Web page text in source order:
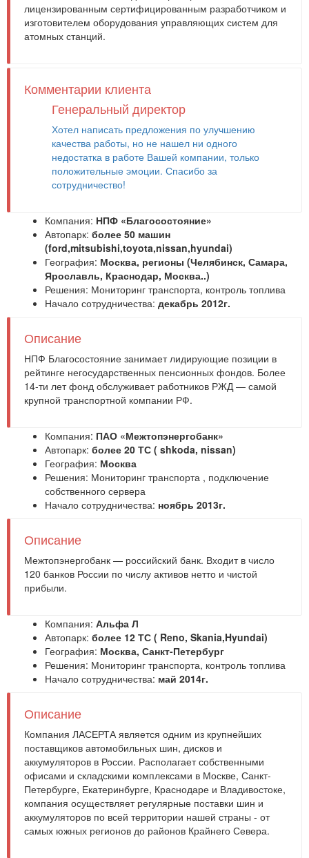
лицензированным сертифицированным разработчиком и
изготовителем оборудования управляющих систем для
атомных станций.
Комментарии клиента
Генеральный директор
Хотел написать предложения по улучшению
качества работы, но не нашел ни одного
недостатка в работе Вашей компании, только
положительные эмоции. Спасибо за
сотрудничество!
Компания: НПФ «Благосостояние»
Автопарк: более 50 машин
(ford,mitsubishi,toyota,nissan,hyundai)
География: Москва, регионы (Челябинск, Самара,
Ярославль, Краснодар, Москва..)
Решения: Мониторинг транспорта, контроль топлива
Начало сотрудничества: декабрь 2012г.
Описание
НПФ Благосостояние занимает лидирующие позиции в
рейтинге негосударственных пенсионных фондов. Более
14-ти лет фонд обслуживает работников РЖД — самой
крупной транспортной компании РФ.
Компания: ПАО «Межтопэнергобанк»
Автопарк: более 20 ТС ( shkoda, nissan)
География: Москва
Решения: Мониторинг транспорта , подключение
собственного сервера
Начало сотрудничества: ноябрь 2013г.
Описание
Межтопэнергобанк — российский банк. Входит в число
120 банков России по числу активов нетто и чистой
прибыли.
Компания: Альфа Л
Автопарк: более 12 ТС ( Reno, Skania,Hyundai)
География: Москва, Санкт-Петербург
Решения: Мониторинг транспорта, контроль топлива
Начало сотрудничества: май 2014г.
Описание
Компания ЛАСЕРТА является одним из крупнейших
поставщиков автомобильных шин, дисков и
аккумуляторов в России. Располагает собственными
офисами и складскими комплексами в Москве, Санкт-
Петербурге, Екатеринбурге, Краснодаре и Владивостоке,
компания осуществляет регулярные поставки шин и
аккумуляторов по всей территории нашей страны - от
самых южных регионов до районов Крайнего Севера.